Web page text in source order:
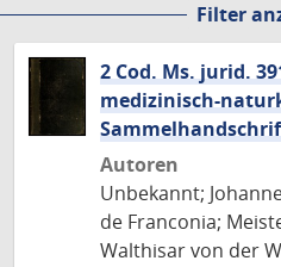
Filter
2 Cod. Ms. jurid.
medizinisch-
Autoren
Unbekannt;
de Franconia;
Walthisar von der